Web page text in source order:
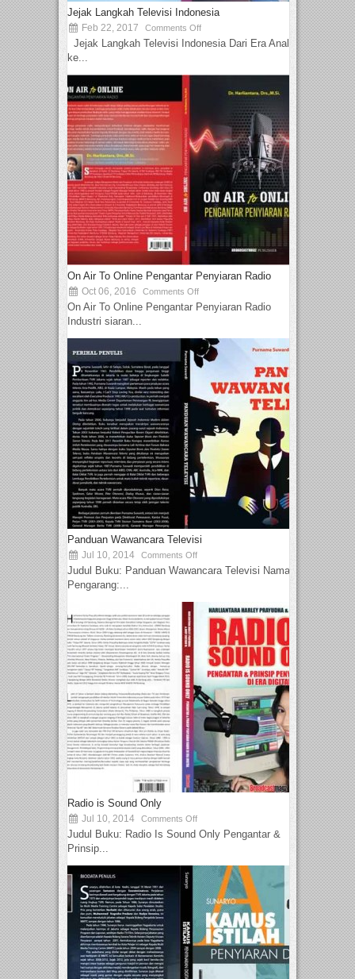
Jejak Langkah Televisi Indonesia
Feb 22, 2017 Comments Off
Jejak Langkah Televisi Indonesia Dari Era Analog
ke...
On Air To Online Pengantar Penyiaran Radio
Oct 06, 2016 Comments Off
On Air To Online Pengantar Penyiaran Radio
Industri siaran...
Panduan Wawancara Televisi
Jul 10, 2014 Comments Off
Judul Buku: Panduan Wawancara Televisi Nama
Pengarang:...
Radio is Sound Only
Jul 10, 2014 Comments Off
Judul Buku: Radio Is Sound Only Pengantar &
Prinsip...